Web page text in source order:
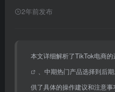
2年前发布
本文详细解析了TikTok电商的
、中期热门产品选择到后
供了具体的操作建议和注意